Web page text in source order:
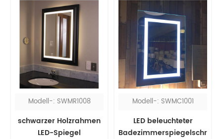
Modell-: SWMR1008
schwarzer Holzrahmen
LED-Spiegel
Modell-: SWMC1001
LED beleuchteter
Badezimmerspiegelschrank